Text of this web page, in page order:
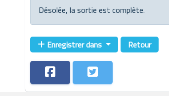
Désolée, la sortie est complète.
Enregistrer dans Retour